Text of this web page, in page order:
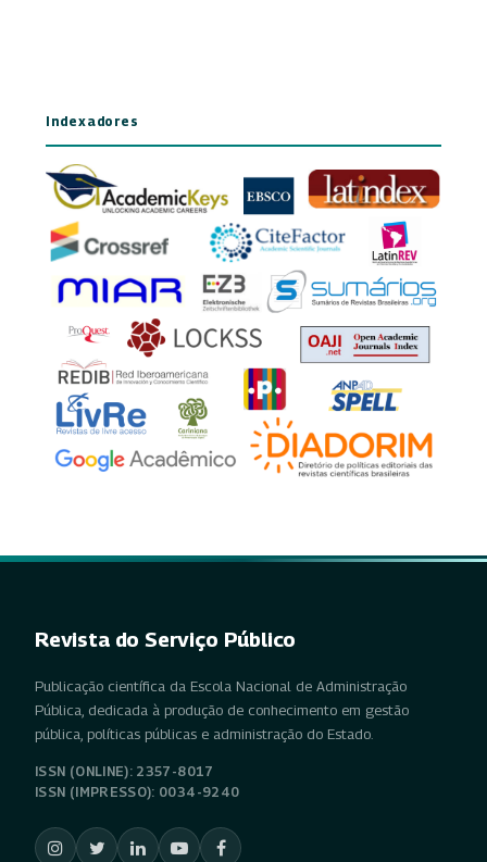
Indexadores
Revista do Serviço Público
Publicação científica da Escola Nacional de Administração
Pública, dedicada à produção de conhecimento em gestão
pública, políticas públicas e administração do Estado.
ISSN (ONLINE): 2357-8017
ISSN (IMPRESSO): 0034-9240